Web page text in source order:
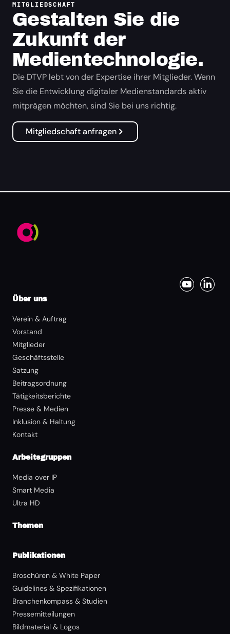
MITGLIEDSCHAFT
Gestalten Sie die
Zukunft der
Medientechnologie.
Die DTVP lebt von der Expertise ihrer Mitglieder. Wenn
Sie die Entwicklung digitaler Medienstandards aktiv
mitprägen möchten, sind Sie bei uns richtig.
Mitgliedschaft anfragen
Über uns
Verein & Auftrag
Vorstand
Mitglieder
Geschäftsstelle
Satzung
Beitragsordnung
Tätigkeitsberichte
Presse & Medien
Inklusion & Haltung
Kontakt
Arbeitsgruppen
Media over IP
Smart Media
Ultra HD
Themen
Publikationen
Broschüren & White Paper
Guidelines & Spezifikationen
Branchenkompass & Studien
Pressemitteilungen
Bildmaterial & Logos